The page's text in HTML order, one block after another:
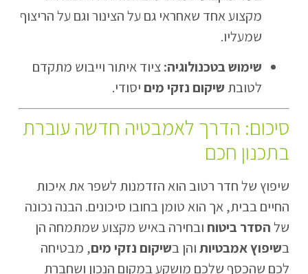
מקצוע אחד שאחראי גם על הצינור וגם על הריצוף
שמעליו.
שימוש בטכנולוגיה:ציוד איתור וייבוש מתקדם
לטובת שיקום נזקי מים יסודי.
סיכום: הדרך לאמבטיה חדשה עוברת
בתכנון חכם
שיפוץ של חדר רטוב הוא הזדמנות לשפר את איכות
החיים בבית, אך הוא טומן בחובו סיכונים. הבנה נכונה
שלהסדר ביטוח ובחירה באיש מקצוע שמתמחה הן
בשיפוץ אמבטיותוהן בשיקום נזקי מים, מבטיחה
לכם שהכסף שלכם מושקע במקום הנכון ושחברת